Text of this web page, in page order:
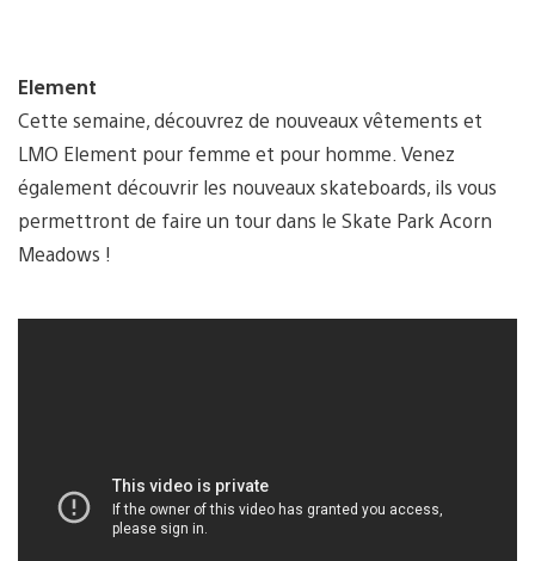
Element
Cette semaine, découvrez de nouveaux vêtements et
LMO Element pour femme et pour homme. Venez
également découvrir les nouveaux skateboards, ils vous
permettront de faire un tour dans le Skate Park Acorn
Meadows !